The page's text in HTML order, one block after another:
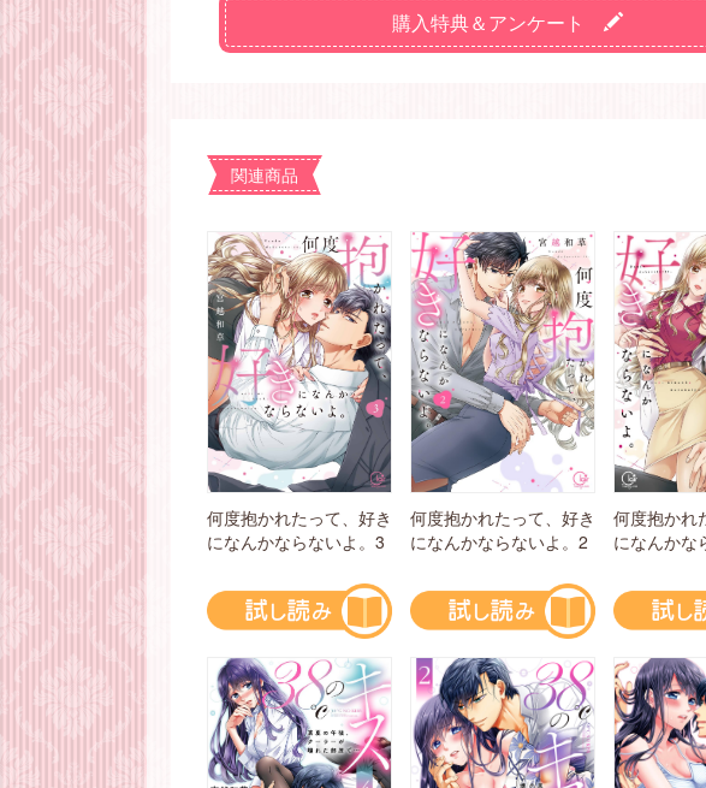
購入特典＆アンケート
関連商品
何度抱かれたって、好き
になんかならないよ。3
何度抱かれたって、好き
になんかならないよ。2
何度抱かれ
になんかな